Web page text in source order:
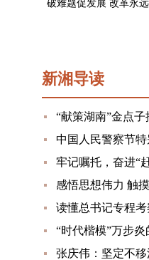
新湘导读
“献策湖南”金点子
中国人民警察节
牢记嘱托，奋进“
感悟思想伟力 触
读懂总书记专程
“时代楷模”万步
张庆伟：坚定不